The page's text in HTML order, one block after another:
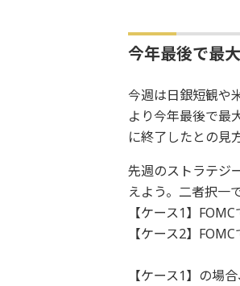
今年最後で最
今週は日銀短観や
より今年最後で最
に終了したとの見
先週のストラテジ
えよう。二者択一
【ケース1】
【ケース2】
【ケース1】の場